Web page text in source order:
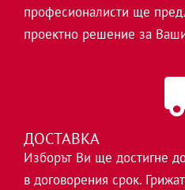
професионалисти ще
проектно решение за
ДОСТАВКА
Изборът Ви ще достигне
в договорения срок.